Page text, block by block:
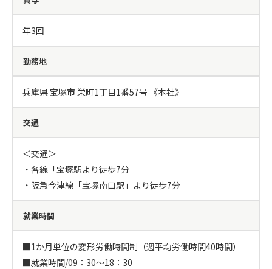
年3回
勤務地
兵庫県 宝塚市 栄町1丁目1番57号 《本社》
交通
＜交通＞
・各線「宝塚駅より徒歩7分
・阪急今津線「宝塚南口駅」より徒歩7分
就業時間
■1か月単位の変形労働時間制（週平均労働時間40時間）
■就業時間/09：30～18：30